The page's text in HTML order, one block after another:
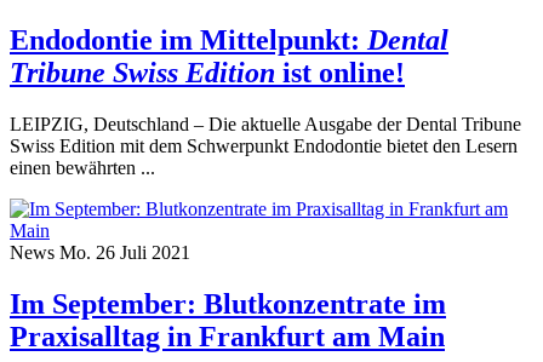
Endodontie im Mittelpunkt: Dental
Tribune Swiss Edition ist online!
LEIPZIG, Deutschland – Die aktuelle Ausgabe der Dental Tribune
Swiss Edition mit dem Schwerpunkt Endodontie bietet den Lesern
einen bewährten ...
News Mo. 26 Juli 2021
Im September: Blutkonzentrate im
Praxisalltag in Frankfurt am Main